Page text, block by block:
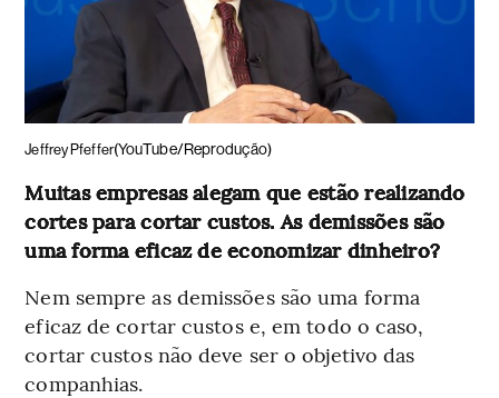
Jeffrey Pfeffer(YouTube/Reprodução)
Muitas empresas alegam que estão realizando
cortes para cortar custos. As demissões são
uma forma eficaz de economizar dinheiro?
Nem sempre as demissões são uma forma
eficaz de cortar custos e, em todo o caso,
cortar custos não deve ser o objetivo das
companhias.